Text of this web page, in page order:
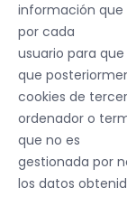
información que
por cada
usuario para
que
cookies de
ordenador o
que no es
gestionada por
los datos